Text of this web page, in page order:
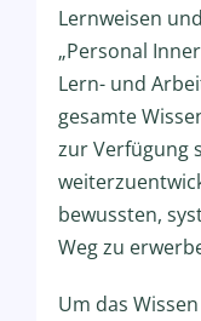
Lernweisen
„Personal
Lern- und
gesamte
zur Verfügung
bewussten,
Weg zu
Um das